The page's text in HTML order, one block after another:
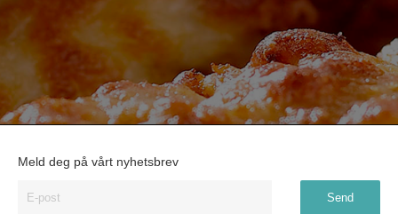
Meld deg på vårt nyhetsbrev